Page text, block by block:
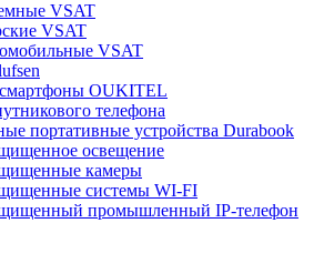
VSAT
VSAT
VSAT
OUKITEL
телефона
портативные устройства Durabook
освещение
камеры
системы WI-FI
промышленный IP-телефон